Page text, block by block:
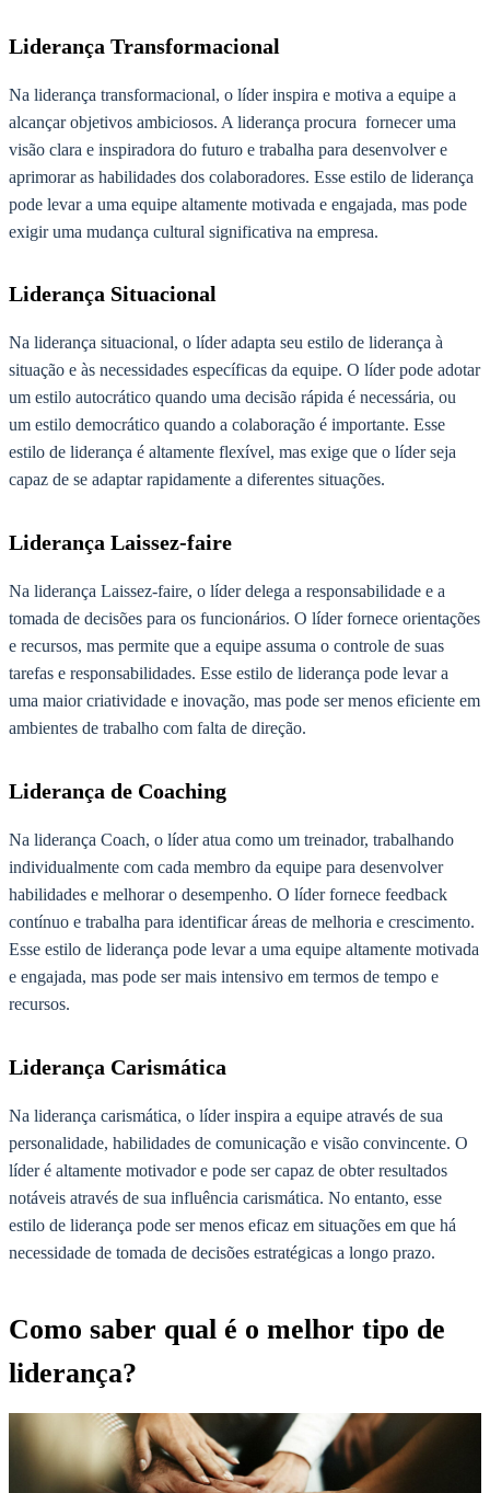
Liderança Transformacional
Na liderança transformacional, o líder inspira e motiva a equipe a
alcançar objetivos ambiciosos. A liderança procura fornecer uma
visão clara e inspiradora do futuro e trabalha para desenvolver e
aprimorar as habilidades dos colaboradores. Esse estilo de liderança
pode levar a uma equipe altamente motivada e engajada, mas pode
exigir uma mudança cultural significativa na empresa.
Liderança Situacional
Na liderança situacional, o líder adapta seu estilo de liderança à
situação e às necessidades específicas da equipe. O líder pode adotar
um estilo autocrático quando uma decisão rápida é necessária, ou
um estilo democrático quando a colaboração é importante. Esse
estilo de liderança é altamente flexível, mas exige que o líder seja
capaz de se adaptar rapidamente a diferentes situações.
Liderança Laissez-faire
Na liderança Laissez-faire, o líder delega a responsabilidade e a
tomada de decisões para os funcionários. O líder fornece orientações
e recursos, mas permite que a equipe assuma o controle de suas
tarefas e responsabilidades. Esse estilo de liderança pode levar a
uma maior criatividade e inovação, mas pode ser menos eficiente em
ambientes de trabalho com falta de direção.
Liderança de Coaching
Na liderança Coach, o líder atua como um treinador, trabalhando
individualmente com cada membro da equipe para desenvolver
habilidades e melhorar o desempenho. O líder fornece feedback
contínuo e trabalha para identificar áreas de melhoria e crescimento.
Esse estilo de liderança pode levar a uma equipe altamente motivada
e engajada, mas pode ser mais intensivo em termos de tempo e
recursos.
Liderança Carismática
Na liderança carismática, o líder inspira a equipe através de sua
personalidade, habilidades de comunicação e visão convincente. O
líder é altamente motivador e pode ser capaz de obter resultados
notáveis através de sua influência carismática. No entanto, esse
estilo de liderança pode ser menos eficaz em situações em que há
necessidade de tomada de decisões estratégicas a longo prazo.
Como saber qual é o melhor tipo de
liderança?